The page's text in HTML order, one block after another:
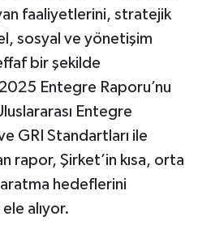
faaliyetlerini, stratejik
sosyal ve yönetişim
bir şekilde
Entegre Raporu’nu
Entegre
GRI Standartları ile
rapor, Şirket’in kısa, orta
hedeflerini
alıyor.